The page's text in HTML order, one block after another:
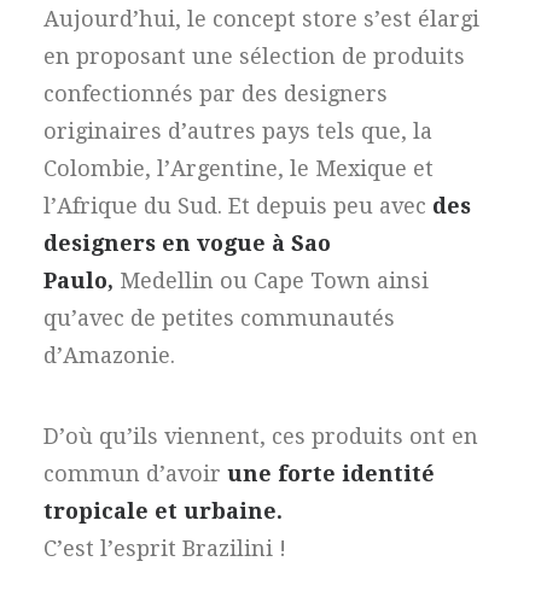
Aujourd’hui, le concept store s’est élargi
en proposant une sélection de produits
confectionnés par des designers
originaires d’autres pays tels que, la
Colombie, l’Argentine, le Mexique et
l’Afrique du Sud. Et depuis peu avec des
designers en vogue à Sao
Paulo, Medellin ou Cape Town ainsi
qu’avec de petites communautés
d’Amazonie.
D’où qu’ils viennent, ces produits ont en
commun d’avoir une forte identité
tropicale et urbaine.
C’est l’esprit Brazilini !